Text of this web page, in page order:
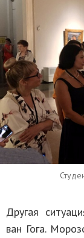
Другая
ван Гога.